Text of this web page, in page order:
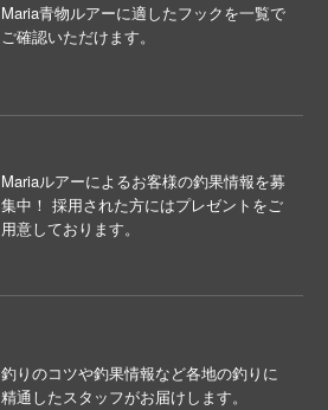
Maria青物ルアーに適したフックを一覧で
ご確認いただけます。
Mariaルアーによるお客様の釣果情報を募
集中！ 採用された方にはプレゼントをご
用意しております。
釣りのコツや釣果情報など各地の釣りに
精通したスタッフがお届けします。